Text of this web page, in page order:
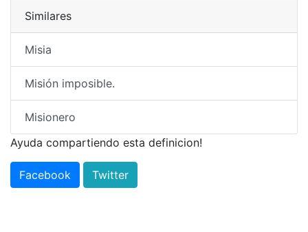
Similares
Misia
Misión imposible.
Misionero
Ayuda compartiendo esta definicion!
Facebook Twitter